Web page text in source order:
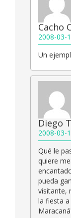
Cacho
2008-03-
Un
Diego
2008-03-
Qué le
quiere
pueda
visitante,
la fiesta a